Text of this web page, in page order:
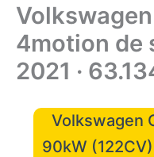
4motion de
2021 ·
Volkswagen
90kW